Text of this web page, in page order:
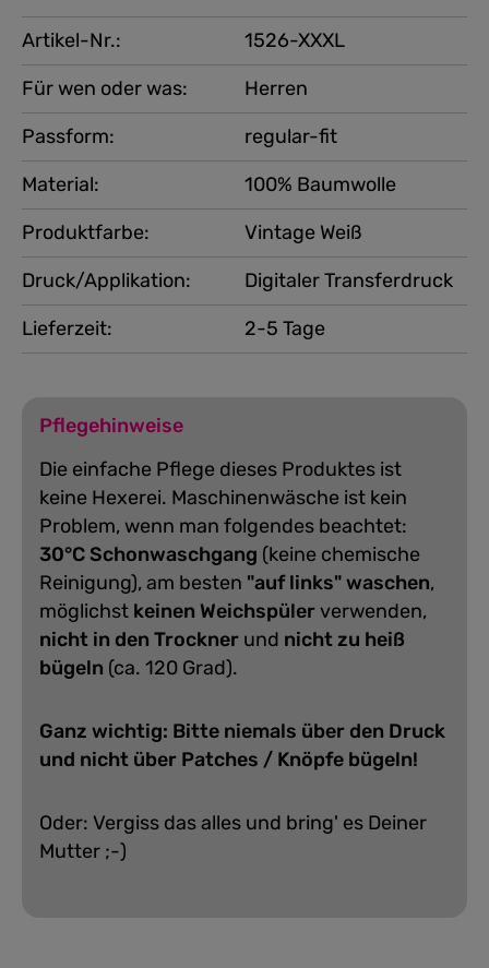
Artikel-Nr.:
1526-XXXL
Für wen oder was:
Herren
Produktfarbe:
Vintage Weiß
Druck/Applikation:
Digitaler Transferdruck
Passform:
regular-fit
Material:
100% Baumwolle
Lieferzeit: 2-5 Tage
Pflegehinweise
Die einfache Pflege dieses Produktes ist
keine Hexerei. Maschinenwäsche ist kein
Problem, wenn man folgendes beachtet:
30°C Schonwaschgang (keine chemische
Reinigung), am besten "auf links" waschen,
möglichst keinen Weichspülerverwenden,
nicht in den Trockner und nicht zu heiß
bügeln (ca. 120 Grad).
Ganz wichtig: Bitte niemals über den Druck
und nicht über Patches / Knöpfe bügeln!
Oder: Vergiss das alles und bring' es Deiner
Mutter ;-)